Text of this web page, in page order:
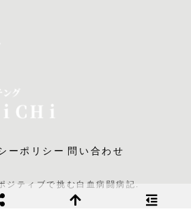
ーポリシー 問い合わせ
ティブで挑む白血病闘病記.